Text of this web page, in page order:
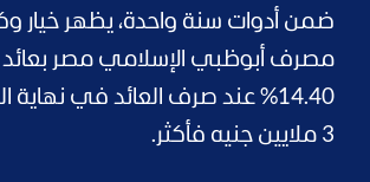
ضمن أدوات سنة واحدة، يظهر خيار
مصرف أبوظبي الإسلامي مصر
14.40% عند صرف العائد في نهاية
3 ملايين جنيه فأكثر.